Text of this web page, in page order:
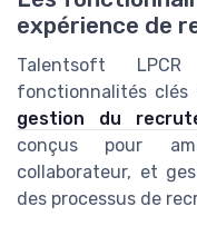
expérience de
Talentsoft
fonctionnalités
gestion du
conçus pour
collaborateur, et
des processus de